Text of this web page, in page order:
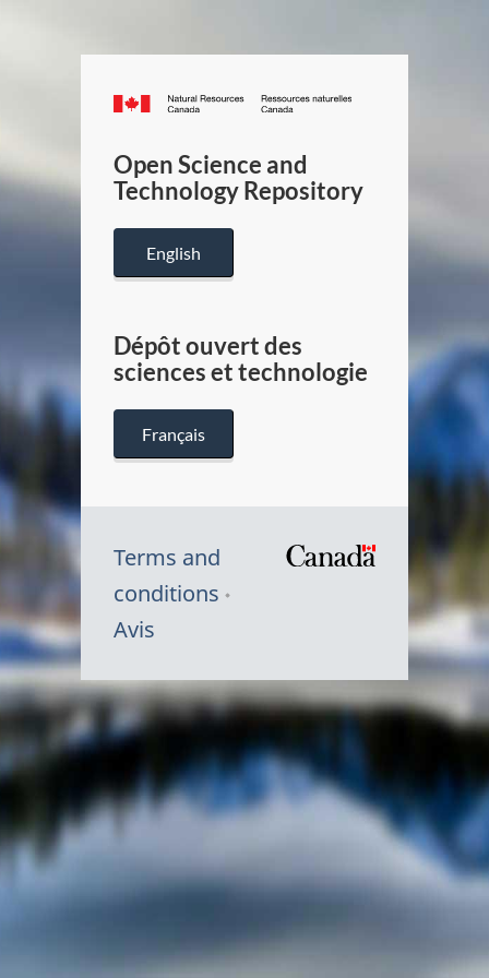
Canada.ca
/
Canada
Open Science and
Technology Repository
English
Dépôt ouvert des
sciences et technologie
Français
Terms and
conditions
Avis
Symbole
du
Canada